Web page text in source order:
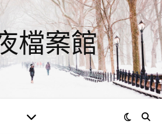
檔案館